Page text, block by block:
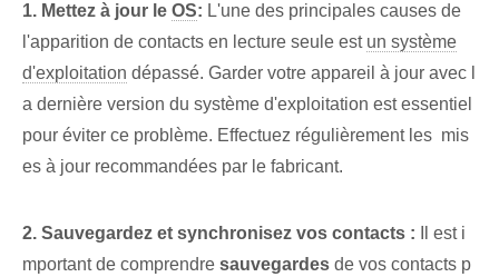
1. Mettez à jour le OS: L'une des principales causes de
l'apparition de contacts en lecture seule est un système
d'exploitation dépassé. Garder votre appareil à jour avec l
a dernière version du système d'exploitation est essentiel
pour éviter ce problème. Effectuez régulièrement les ⁤ mis
es à jour recommandées par le fabricant.
2. Sauvegardez et synchronisez vos contacts : Il est i
mportant de comprendre sauvegardes de vos contacts p